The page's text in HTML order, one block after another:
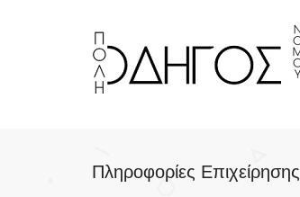
Πληροφορίες Επιχείρησης